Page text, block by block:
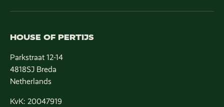
HOUSE OF PERTIJS
Parkstraat 12-14
4818SJ Breda
Netherlands
KvK: 20047919